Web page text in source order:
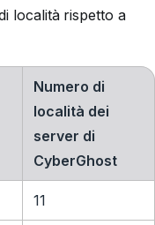
località rispetto a
Numero di
località dei
server di
CyberGhost
11